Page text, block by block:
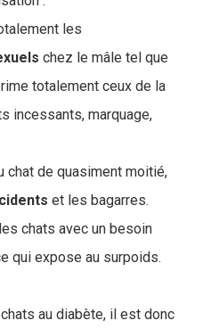
les
chez le mâle tel que
totalement ceux de la
incessants, marquage,
chat de quasiment moitié,
et les bagarres.
chats avec un besoin
qui expose au surpoids.
au diabète, il est donc